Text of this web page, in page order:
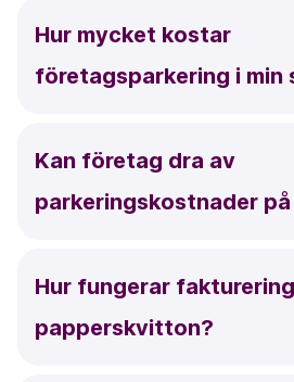
Hur mycket kostar
företagsparkering i min
Kan företag dra av
parkeringskostnader
Hur fungerar
papperskvitton?